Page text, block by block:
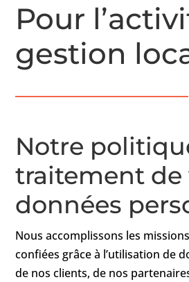
Pour
gestion
Notre
traitement de
données
Nous accomplissons les
confiées grâce à l’utilisation de
de nos clients, de nos